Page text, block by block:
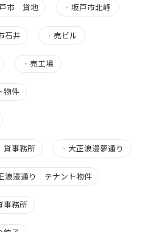
市 貸地 ・坂戸市北峰
石井 ・ 売ビル
・ 売工場
物件
事務所 ・ 大正浪漫夢通り
浪漫通り テナント物件
務所